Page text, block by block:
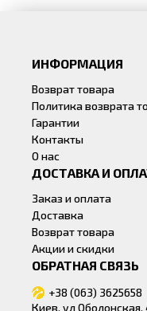
ИНФОРМАЦИЯ
Возврат товара
Политика возврата
Гарантии
Контакты
О нас
ДОСТАВКА И
Заказ и оплата
Доставка
Возврат товара
Акции и скидки
ОБРАТНАЯ СВЯЗЬ
+38 (063) 3625658
Киев, ул Оболонская,